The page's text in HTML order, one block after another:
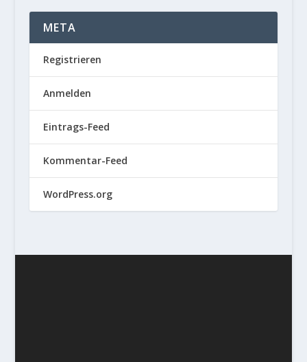
META
Registrieren
Anmelden
Eintrags-Feed
Kommentar-Feed
WordPress.org